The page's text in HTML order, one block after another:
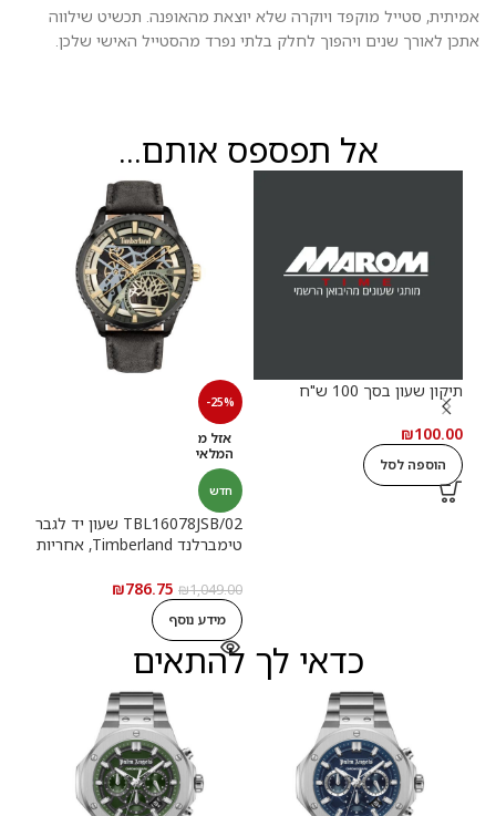
אמיתית, סטייל מוקפד ויוקרה שלא יוצאת מהאופנה. תכשיט שילווה
אתכן לאורך שנים ויהפוך לחלק בלתי נפרד מהסטייל האישי שלכן.
אל תפספס אותם...
תיקון שעון בסך 100 ש"ח
₪100.00
הוספה לסל
-25%
אזל מ
המלאי
חדש
TBL16078JSB/02 שעון יד לגבר
טימברלנד Timberland, אחריות
₪1,049.00
₪786.75
מידע נוסף
כדאי לך להתאים